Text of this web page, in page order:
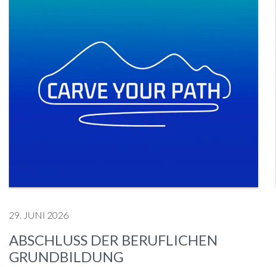
29. JUNI 2026
ABSCHLUSS DER BERUFLICHEN
GRUNDBILDUNG